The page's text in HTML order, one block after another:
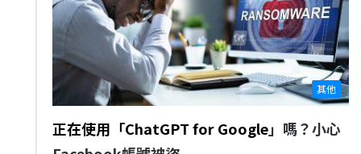
其他
正在使用「ChatGPT for Google」嗎？小心